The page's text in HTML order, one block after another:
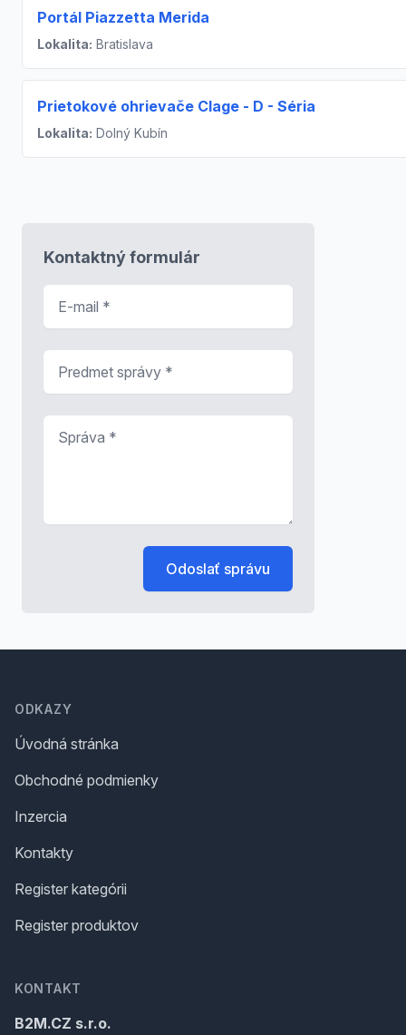
Portál Piazzetta Merida
Lokalita: Bratislava
Prietokové ohrievače Clage - D - Séria
Lokalita: Dolný Kubín
Kontaktný formulár
Odoslať správu
ODKAZY
Úvodná stránka
Obchodné podmienky
Inzercia
Kontakty
Register kategórii
Register produktov
KONTAKT
B2M.CZ s.r.o.